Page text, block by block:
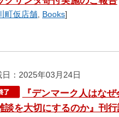
町仮店舗, Books]
日：2025年03月24日
『デンマーク人はな
談を大切にするのか』刊行